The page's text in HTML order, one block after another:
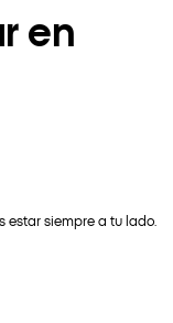
en
estar siempre a tu lado.